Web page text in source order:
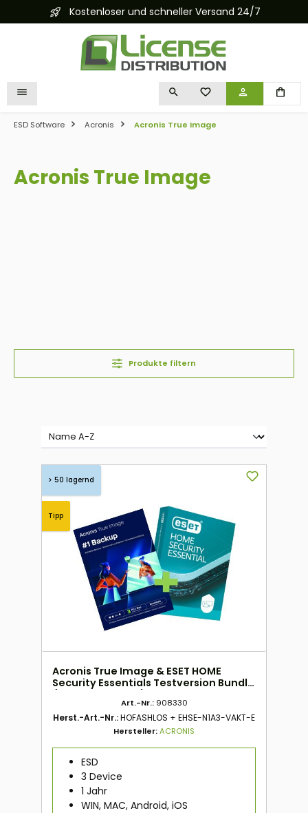
springenKostenloser und schneller Versand 24/7
DU HAST 0 PRODUKTE
ESD Software Acronis Acronis True Image
Acronis True Image
Produkte filtern
> 50 lagernd
Tipp
Acronis True Image & ESET HOME
Security Essentials Testversion Bundle
(3 Device - 1 Jahr) ESD
Art.-Nr.: 908330
Herst.-Art.-Nr.:HOFASHLOS + EHSE-N1A3-VAKT-E
Hersteller:ACRONIS
ESD
3 Device
1 Jahr
WIN, MAC, Android, iOS